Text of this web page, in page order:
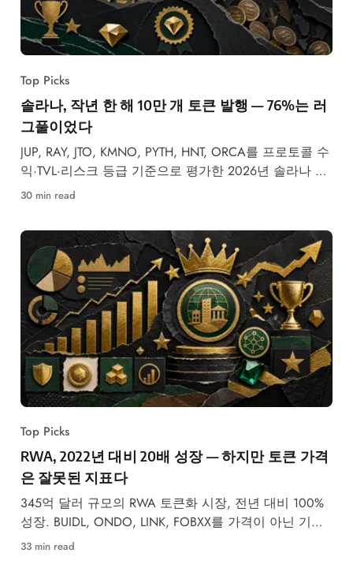
Top Picks
솔라나, 작년 한 해 10만 개 토큰 발행 — 76%는 러
그풀이었다
JUP, RAY, JTO, KMNO, PYTH, HNT, ORCA를 프로토콜 수
익·TVL·리스크 등급 기준으로 평가한 2026년 솔라나 생
태계 토큰 가이드.
30 min read
Top Picks
RWA, 2022년 대비 20배 성장 — 하지만 토큰 가격
은 잘못된 지표다
345억 달러 규모의 RWA 토큰화 시장, 전년 대비 100%
성장. BUIDL, ONDO, LINK, FOBXX를 가격이 아닌 기관
신뢰도 기준으로 평가한다.
33 min read